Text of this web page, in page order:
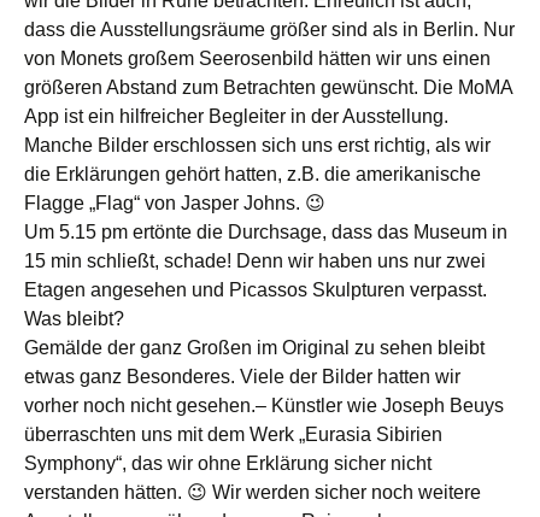
dass die Ausstellungsräume größer sind als in Berlin. Nur
von Monets großem Seerosenbild hätten wir uns einen
größeren Abstand zum Betrachten gewünscht. Die MoMA
App ist ein hilfreicher Begleiter in der Ausstellung.
Manche Bilder erschlossen sich uns erst richtig, als wir
die Erklärungen gehört hatten, z.B. die amerikanische
Flagge „Flag“ von Jasper Johns. 😉
Um 5.15 pm ertönte die Durchsage, dass das Museum in
15 min schließt, schade! Denn wir haben uns nur zwei
Etagen angesehen und Picassos Skulpturen verpasst.
Was bleibt?
Gemälde der ganz Großen im Original zu sehen bleibt
etwas ganz Besonderes. Viele der Bilder hatten wir
vorher noch nicht gesehen.– Künstler wie Joseph Beuys
überraschten uns mit dem Werk „Eurasia Sibirien
Symphony“, das wir ohne Erklärung sicher nicht
verstanden hätten. 😉 Wir werden sicher noch weitere